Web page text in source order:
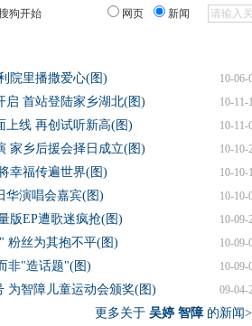
狗开始 网页 新闻
10-06-
院里播撒爱心(图)
10-11-
启 首站登陆家乡湖北(图)
10-11-
上线 再创试听新高(图)
10-10-
家乡后援会择日成立(图)
10-10-
幸福传遍世界(图)
10-10-
华演唱会嘉宾(图)
10-09-
版EP遭歌迷疯抢(图)
10-09-
粉丝为其抱不平(图)
10-09-
非"造话题"(图)
09-04-
为智障儿童运动会颁奖(图)
更多关于 吴婷 智障的新闻